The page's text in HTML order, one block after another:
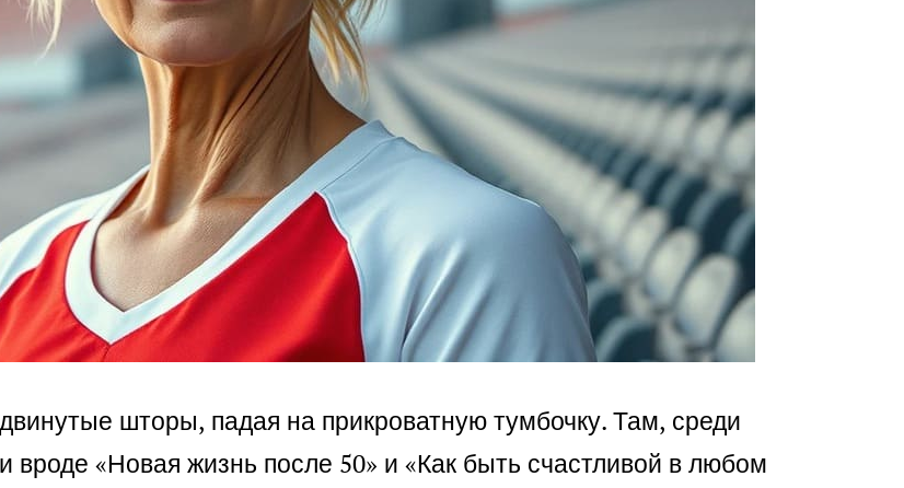
шторы, падая на прикроватную тумбочку. Там, среди
«Новая жизнь после 50» и «Как быть счастливой в любом